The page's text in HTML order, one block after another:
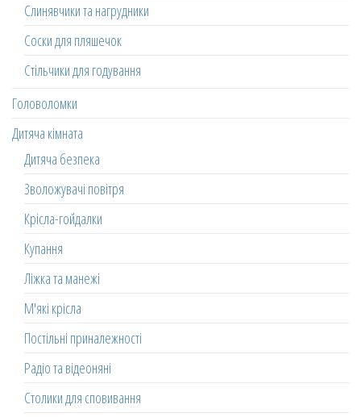
Слинявчики та нагрудники
Соски для пляшечок
Стільчики для годування
Головоломки
Дитяча кімната
Дитяча безпека
Зволожувачі повітря
Крісла-гойдалки
Купання
Ліжка та манежі
М'які крісла
Постільні приналежності
Радіо та відеоняні
Столики для сповивання